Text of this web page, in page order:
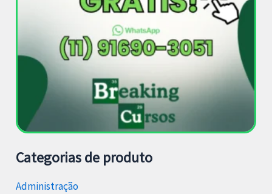
Categorias de produto
Administração